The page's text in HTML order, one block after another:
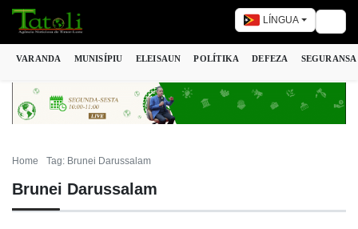
LÍNGUA
VARANDA MUNISÍPIU ELEISAUN POLÍTIKA DEFEZA SEGURANSA
Home Tag: Brunei Darussalam
Brunei Darussalam